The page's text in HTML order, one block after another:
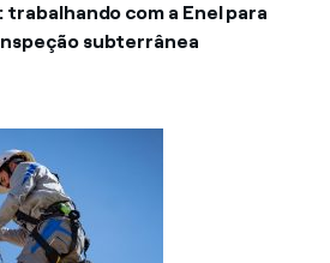
com a Enel para
subterrânea